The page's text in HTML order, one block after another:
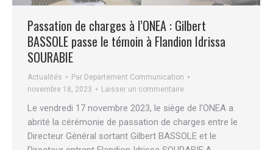
Passation de charges à l’ONEA : Gilbert
BASSOLE passe le témoin à Flandion Idrissa
SOURABIE
Actualités Par Departement Communication
novembre 18, 2023
Laisser un commentaire
Le vendredi 17 novembre 2023, le siège de l’ONEA a
abrité la cérémonie de passation de charges entre le
Directeur Général sortant Gilbert BASSOLE et le